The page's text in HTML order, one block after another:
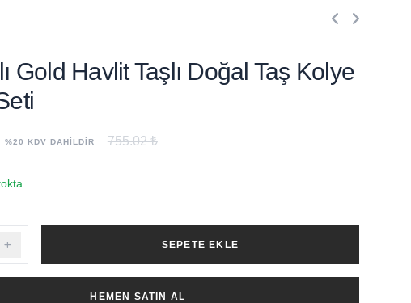
Gold Havlit Taşlı Doğal Taş Kolye
%20 KDV DAHİLDİR 755.02 ₺
SEPETE EKLE
HEMEN SATIN AL